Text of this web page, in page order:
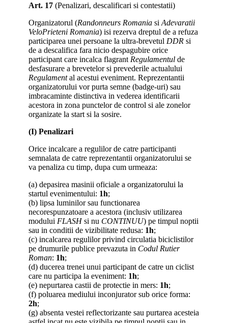
Art. 17 (Penalizari, descalificari si contestatii)
Organizatorul (Randonneurs Romania si Adevaratii
VeloPrieteni Romania) isi rezerva dreptul de a refuza
participarea unei persoane la ultra-brevetul DDR si
de a descalifica fara nicio despagubire orice
participant care incalca flagrant Regulamentul de
desfasurare a brevetelor si prevederile actualului
Regulamental acestui eveniment. Reprezentantii
organizatorului vor purta semne (badge-uri) sau
imbracaminte distinctiva in vederea identificarii
acestora in zona punctelor de control si ale zonelor
organizate la start si la sosire.
(I) Penalizari
Orice incalcare a regulilor de catre participanti
semnalata de catre reprezentantii organizatorului se
va penaliza cu timp, dupa cum urmeaza:
(a) depasirea masinii oficiale a organizatorului la
startul evenimentului: 1h;
(b) lipsa luminilor sau functionarea
necorespunzatoare a acestora (inclusiv utilizarea
modului FLASHsi nu CONTINUU) pe timpul noptii
sau in conditii de vizibilitate redusa: 1h;
(c) incalcarea regulilor privind circulatia biciclistilor
pe drumurile publice prevazuta in Codul Rutier
Roman: 1h;
(d) ducerea trenei unui participant de catre un ciclist
care nu participa la eveniment: 1h;
(e) nepurtarea castii de protectie in mers: 1h;
(f) poluarea mediului inconjurator sub orice forma:
2h;
(g) absenta vestei reflectorizante sau purtarea acesteia